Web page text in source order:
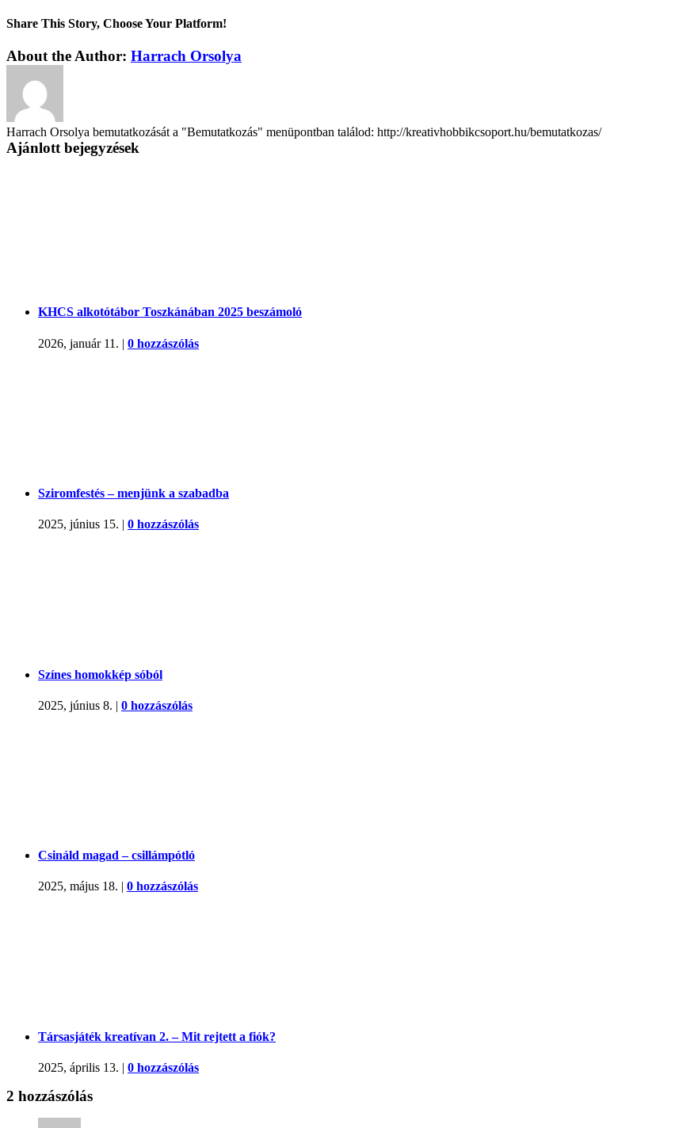
Share This Story, Choose Your Platform!
About the Author: Harrach Orsolya
Harrach Orsolya bemutatkozását a "Bemutatkozás" menüpontban találod: http://kreativhobbikcsoport.hu/bemutatkozas/
Ajánlott bejegyzések
KHCS alkotótábor Toszkánában 2025 beszámoló
2026, január 11. | 0 hozzászólás
Sziromfestés – menjünk a szabadba
2025, június 15. | 0 hozzászólás
Színes homokkép sóból
2025, június 8. | 0 hozzászólás
Csináld magad – csillámpótló
2025, május 18. | 0 hozzászólás
Társasjáték kreatívan 2. – Mit rejtett a fiók?
2025, április 13. | 0 hozzászólás
2 hozzászólás